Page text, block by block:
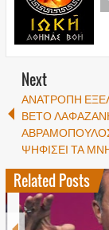
Next
ΑΝΑΤΡΟΠΗ
ΒΕΤΟ
ΨΗΦΙΣΕΙ ΤΑ
Related Posts